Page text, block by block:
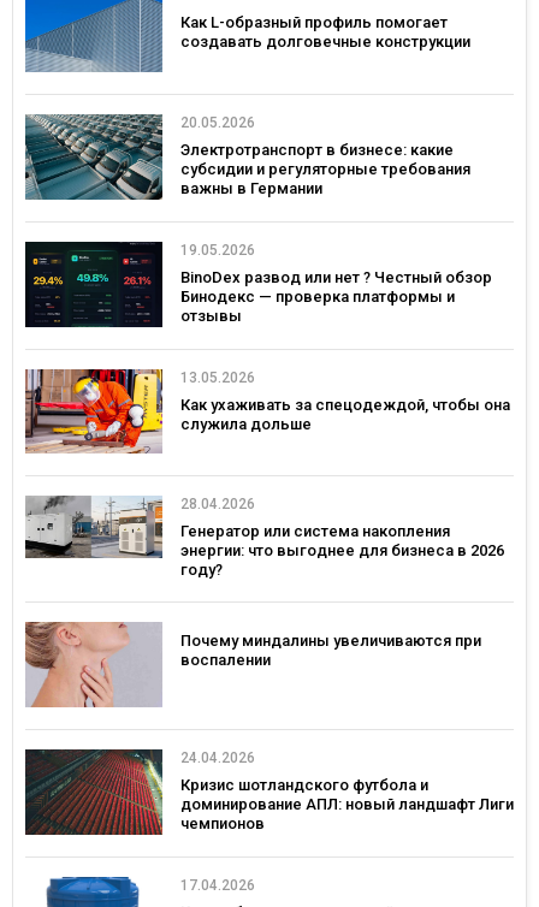
Как L-образный профиль помогает
создавать долговечные конструкции
20.05.2026
Электротранспорт в бизнесе: какие
субсидии и регуляторные требования
важны в Германии
19.05.2026
BinoDex развод или нет ? Честный обзор
Бинодекс — проверка платформы и
отзывы
13.05.2026
Как ухаживать за спецодеждой, чтобы она
служила дольше
28.04.2026
Генератор или система накопления
энергии: что выгоднее для бизнеса в 2026
году?
Почему миндалины увеличиваются при
воспалении
24.04.2026
Кризис шотландского футбола и
доминирование АПЛ: новый ландшафт Лиги
чемпионов
17.04.2026